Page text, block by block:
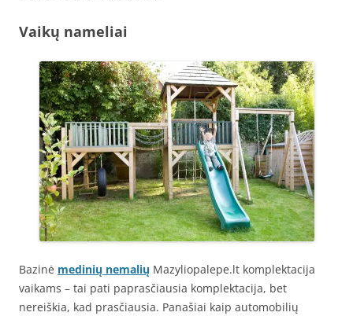
Vaikų nameliai
Bazinė medinių nemalių Mazyliopalepe.lt komplektacija
vaikams – tai pati paprasčiausia komplektacija, bet
nereiškia, kad prasčiausia. Panašiai kaip automobilių